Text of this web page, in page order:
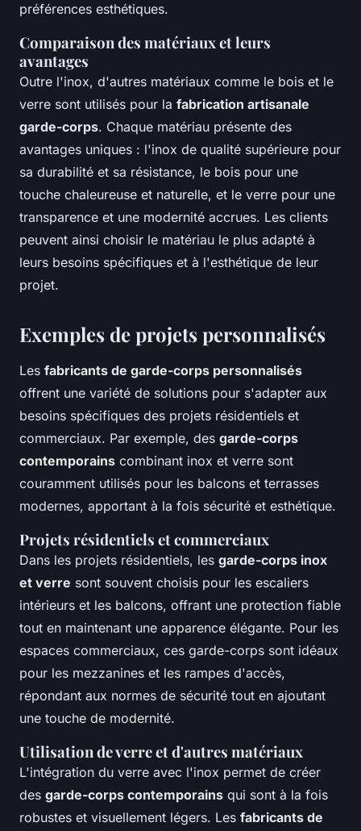
préférences esthétiques.
Comparaison des matériaux et leurs
avantages
Outre l'inox, d'autres matériaux comme le bois et le
verre sont utilisés pour la fabrication artisanale
garde-corps. Chaque matériau présente des
avantages uniques : l'inox de qualité supérieure pour
sa durabilité et sa résistance, le bois pour une
touche chaleureuse et naturelle, et le verre pour une
transparence et une modernité accrues. Les clients
peuvent ainsi choisir le matériau le plus adapté à
leurs besoins spécifiques et à l'esthétique de leur
projet.
Exemples de projets personnalisés
Les fabricants de garde-corps personnalisés
offrent une variété de solutions pour s'adapter aux
besoins spécifiques des projets résidentiels et
commerciaux. Par exemple, des garde-corps
contemporains combinant inox et verre sont
couramment utilisés pour les balcons et terrasses
modernes, apportant à la fois sécurité et esthétique.
Projets résidentiels et commerciaux
Dans les projets résidentiels, les garde-corps inox
et verre sont souvent choisis pour les escaliers
intérieurs et les balcons, offrant une protection fiable
tout en maintenant une apparence élégante. Pour les
espaces commerciaux, ces garde-corps sont idéaux
pour les mezzanines et les rampes d'accès,
répondant aux normes de sécurité tout en ajoutant
une touche de modernité.
Utilisation de verre et d'autres matériaux
L'intégration du verre avec l'inox permet de créer
des garde-corps contemporains qui sont à la fois
robustes et visuellement légers. Les fabricants de